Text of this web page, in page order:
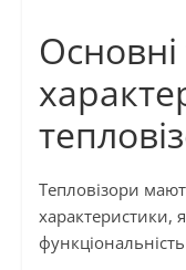
Основні
Тепловізори
характеристики,